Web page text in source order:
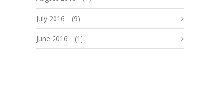
July 2016 (9)
June 2016 (1)